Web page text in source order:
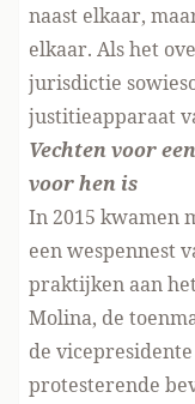
naast elkaar,
elkaar. Als het
jurisdictie
justitieapparaat
Vechten voor
voor hen is
In 2015 kwamen
een wespennest
praktijken aan
Molina, de
de
protesterende